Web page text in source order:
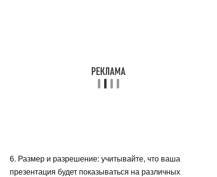
6. Размер и разрешение: учитывайте, что ваша
презентация будет показываться на различных